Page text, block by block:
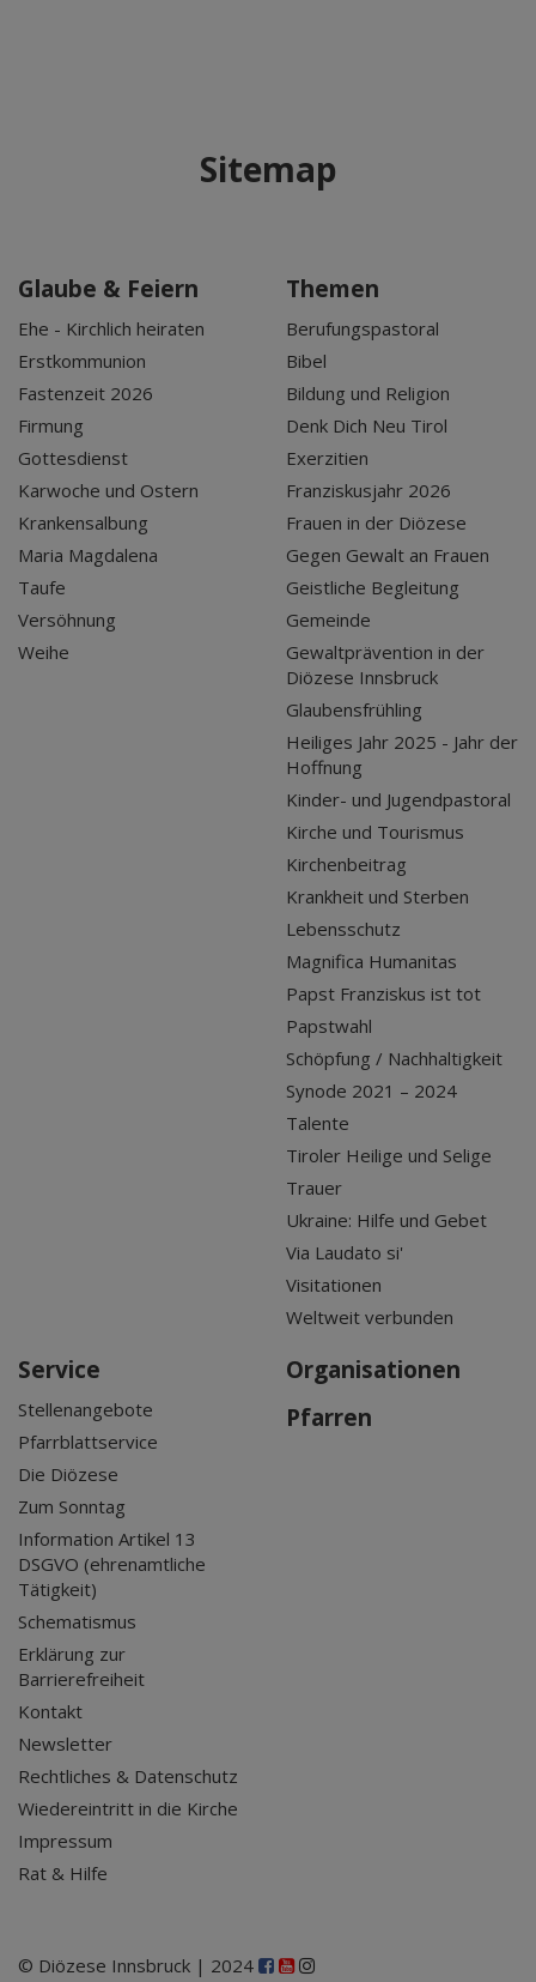
Sep 2025
Sitemap
Glaube & Feiern
Ehe - Kirchlich heiraten
Erstkommunion
Fastenzeit 2026
Firmung
Gottesdienst
Karwoche und Ostern
Krankensalbung
Maria Magdalena
Taufe
Versöhnung
Weihe
Themen
Berufungspastoral
Bibel
Bildung und Religion
Denk Dich Neu Tirol
Exerzitien
Franziskusjahr 2026
Frauen in der Diözese
Gegen Gewalt an Frauen
Geistliche Begleitung
Gemeinde
Gewaltprävention in der
Diözese Innsbruck
Glaubensfrühling
Heiliges Jahr 2025 - Jahr der
Hoffnung
Kinder- und Jugendpastoral
Kirche und Tourismus
Kirchenbeitrag
Krankheit und Sterben
Lebensschutz
Magnifica Humanitas
Papst Franziskus ist tot
Papstwahl
Schöpfung / Nachhaltigkeit
Synode 2021 – 2024
Talente
Tiroler Heilige und Selige
Trauer
Ukraine: Hilfe und Gebet
Via Laudato si'
Visitationen
Weltweit verbunden
Service
Stellenangebote
Pfarrblattservice
Die Diözese
Zum Sonntag
Information Artikel 13
DSGVO (ehrenamtliche
Tätigkeit)
Schematismus
Erklärung zur
Barrierefreiheit
Kontakt
Newsletter
Rechtliches & Datenschutz
Wiedereintritt in die Kirche
Impressum
Rat & Hilfe
Organisationen
Pfarren
© Diözese Innsbruck | 2024